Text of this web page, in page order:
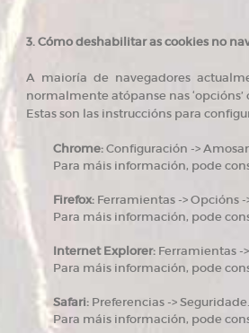
3. Cómo deshabilitar as cookies no
A maioría de navegadores
normalmente atópanse nas ‘opcións’
Estas son las instruccións para
Chrome:Configuración ->
Para máis información, pode
Firefox: Ferramientas -> Opcións
Para máis información, pode
Internet Explorer: Ferramientas -
Para máis información, pode
Safari: Preferencias -> Seguridade.
Para máis información, pode